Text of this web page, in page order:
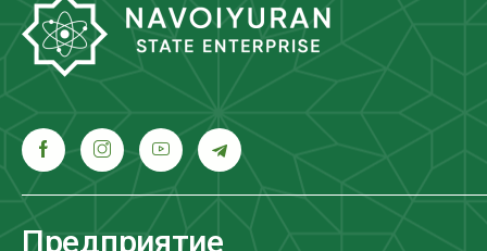
Предприятие